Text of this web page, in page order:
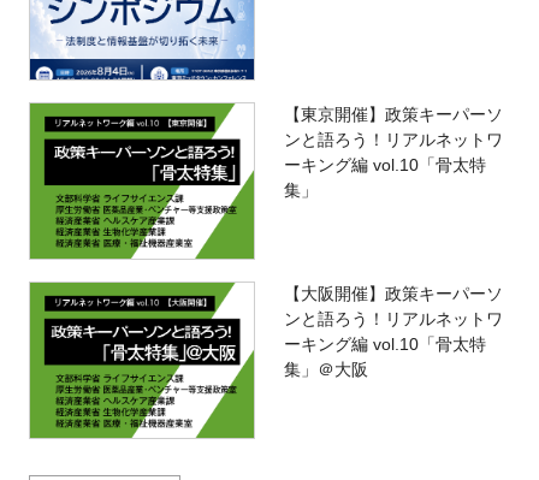
【東京開催】政策キーパーソ
ンと語ろう！リアルネットワ
ーキング編 vol.10「骨太特
集」
【大阪開催】政策キーパーソ
ンと語ろう！リアルネットワ
ーキング編 vol.10「骨太特
集」＠大阪